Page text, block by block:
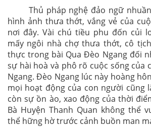
Thủ pháp nghệ đảo ngữ
hình ảnh thưa thớt, vắng vẻ của
nơi đây. Vài chú tiều phu đốn củi
mấy ngôi nhà chợ thưa thớt, cô
thực trong bài Qua Đèo Ngang đối
sự hài hoà và phô rõ cuộc sống của
Ngang. Đèo Ngang lúc này hoàng
mọi hoạt động của con người cũng
còn sự ồn ào, xao động của thời
Bà Huyện Thanh Quan không thể
thể hững hờ trước cảnh buồn man